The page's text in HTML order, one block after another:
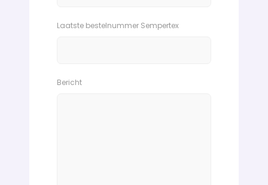
Laatste bestelnummer Sempertex
Bericht